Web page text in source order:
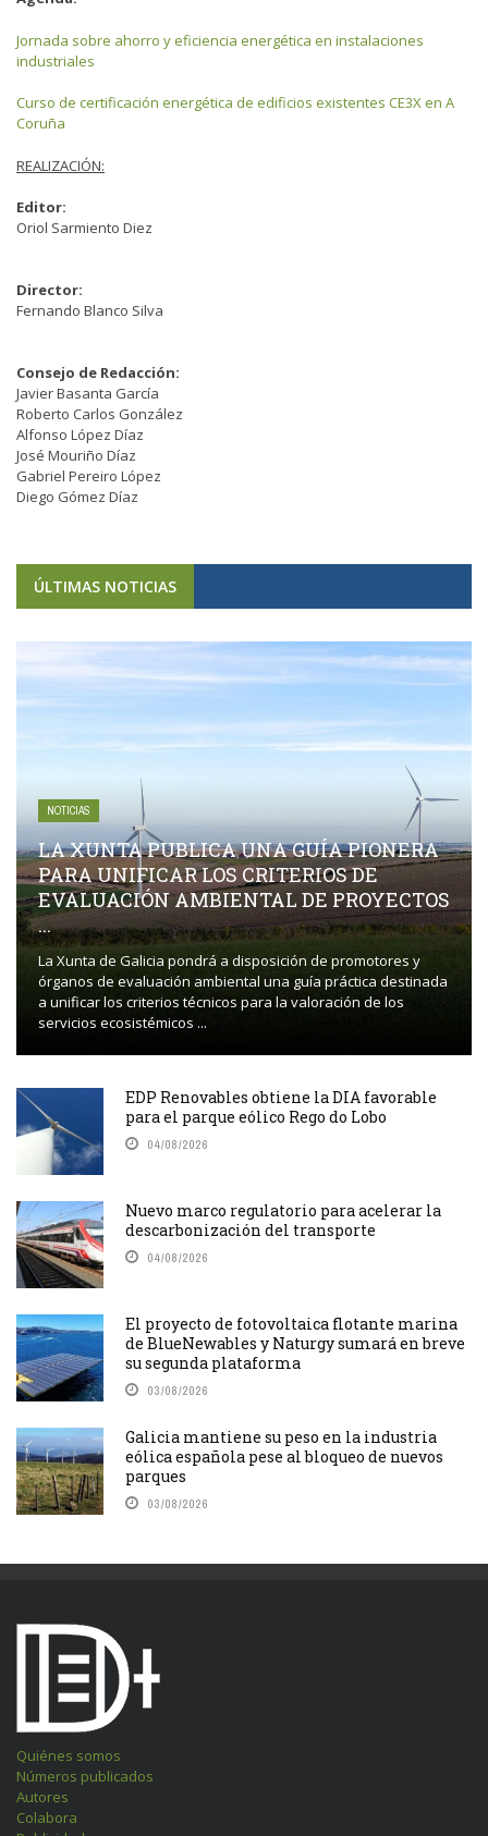
Jornada sobre ahorro y eficiencia energética en instalaciones
industriales
Curso de certificación energética de edificios existentes CE3X en A
Coruña
REALIZACIÓN:
Editor:
Oriol Sarmiento Diez
Director:
Fernando Blanco Silva
Consejo de Redacción:
Javier Basanta García
Roberto Carlos González
Alfonso López Díaz
José Mouriño Díaz
Gabriel Pereiro López
Diego Gómez Díaz
ÚLTIMAS NOTICIAS
NOTICIAS
LA XUNTA PUBLICA UNA GUÍA PIONERA
PARA UNIFICAR LOS CRITERIOS DE
EVALUACIÓN AMBIENTAL DE PROYECTOS
...
La Xunta de Galicia pondrá a disposición de promotores y
órganos de evaluación ambiental una guía práctica destinada
a unificar los criterios técnicos para la valoración de los
servicios ecosistémicos ...
EDP Renovables obtiene la DIA favorable
para el parque eólico Rego do Lobo
04/08/2026
Nuevo marco regulatorio para acelerar la
descarbonización del transporte
04/08/2026
El proyecto de fotovoltaica flotante marina
de BlueNewables y Naturgy sumará en breve
su segunda plataforma
03/08/2026
Galicia mantiene su peso en la industria
eólica española pese al bloqueo de nuevos
parques
03/08/2026
Quiénes somos
Números publicados
Autores
Colabora